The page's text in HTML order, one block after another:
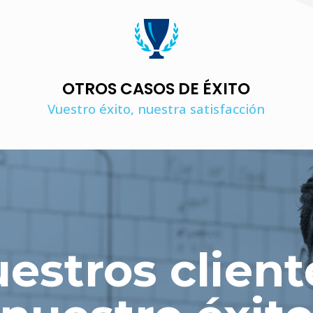
OTROS CASOS DE ÉXITO
Vuestro éxito, nuestra satisfacción